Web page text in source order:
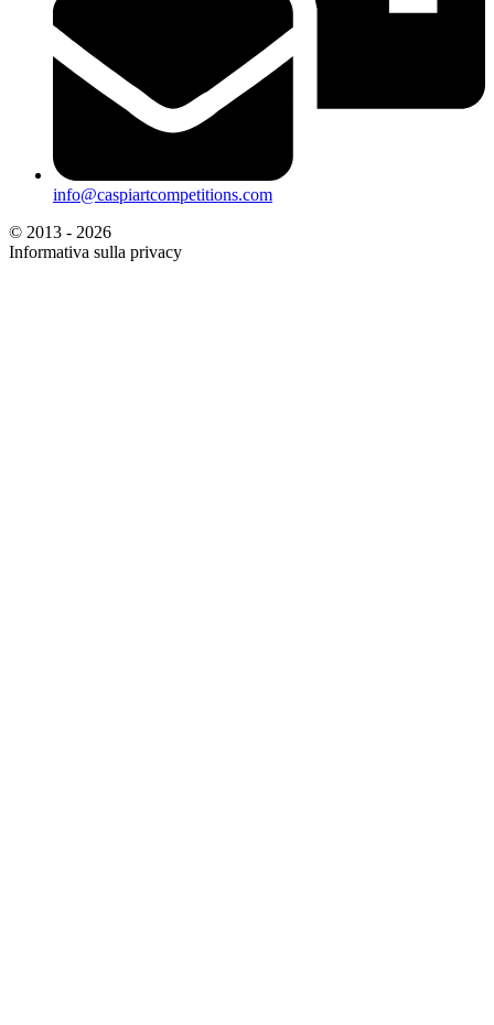
info@caspiartcompetitions.com
© 2013 - 2026
Informativa sulla privacy